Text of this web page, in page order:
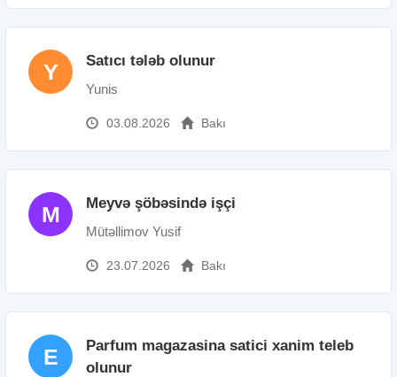
Y Satıcı tələb olunur
Yunis
03.08.2026 Bakı
M Meyvə şöbəsində işçi
Mütəllimov Yusif
23.07.2026 Bakı
E
Parfum magazasina satici xanim teleb
olunur